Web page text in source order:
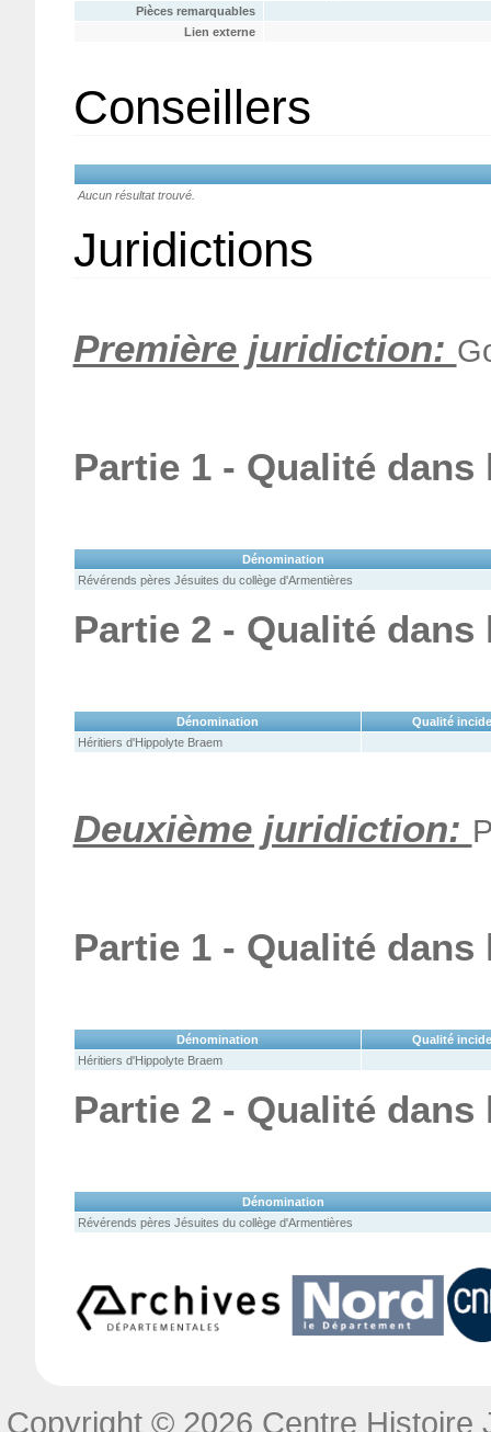
Pièces remarquables
Lien externe
Conseillers
Aucun résultat trouvé.
Juridictions
Première juridiction:
Partie 1 - Qualité
Dénomination
Révérends pères Jésuites du collège d'Armentières
Partie 2 - Qualité
Dénomination
Qualité
Héritiers d'Hippolyte Braem
Deuxième juridiction:
Partie 1 - Qualité
Dénomination
Qualité
Héritiers d'Hippolyte Braem
Partie 2 - Qualité
Dénomination
Révérends pères Jésuites du collège d'Armentières
Copyright © 2026 Centre Histoire